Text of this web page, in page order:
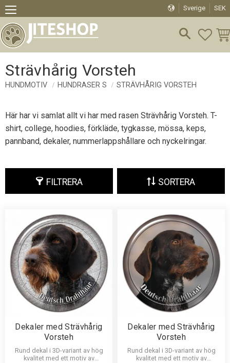
Meny
Sverige SEK
Strävhårig Vorsteh
HUNDMOTIV HUNDRASER S STRÄVHÅRIG VORSTEH
Här har vi samlat allt vi har med rasen Strävhårig Vorsteh. T-
shirt, college, hoodies, förkläde, tygkasse, mössa, keps,
pannband, dekaler, nummerlappshållare och nyckelringar.
FILTRERA SORTERA
Dekaler med Strävhårig
Vorsteh
Rund dekal i 3D-variant av hög
kvalitet med ett motiv av
Dekaler med Strävhårig
Vorsteh
Rund dekal i 3D-variant av hög
kvalitet med ett motiv av